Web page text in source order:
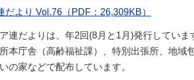
だより Vol.76（PDF：26,309KB）
連だよりは、年2回(8月と1月)発行していま
本庁舎（高齢福祉課）、特別出張所、地域
の家などで配布しています。